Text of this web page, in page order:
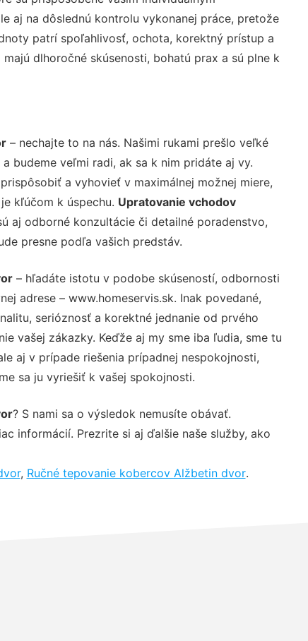
aj na dôslednú kontrolu vykonanej práce, pretože
patrí spoľahlivosť, ochota, korektný prístup a
dlhoročné skúsenosti, bohatú prax a sú plne k
– nechajte to na nás. Našimi rukami prešlo veľké
budeme veľmi radi, ak sa k nim pridáte aj vy.
a vyhovieť v maximálnej možnej miere,
kľúčom k úspechu. Upratovanie vchodov
aj odborné konzultácie či detailné poradenstvo,
presne podľa vašich predstáv.
– hľadáte istotu v podobe skúseností, odbornosti
adrese – www.homeservis.sk. Inak povedané,
serióznosť a korektné jednanie od prvého
vašej zákazky. Keďže aj my sme iba ľudia, sme tu
aj v prípade riešenia prípadnej nespokojnosti,
sa ju vyriešiť k vašej spokojnosti.
? S nami sa o výsledok nemusíte obávať.
informácií. Prezrite si aj ďalšie naše služby, ako
, Ručné tepovanie kobercov Alžbetin dvor.